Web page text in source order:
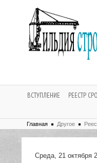
ВСТУПЛЕНИЕ РЕЕСТР СРО
Главная Другое
Среда, 21 октября